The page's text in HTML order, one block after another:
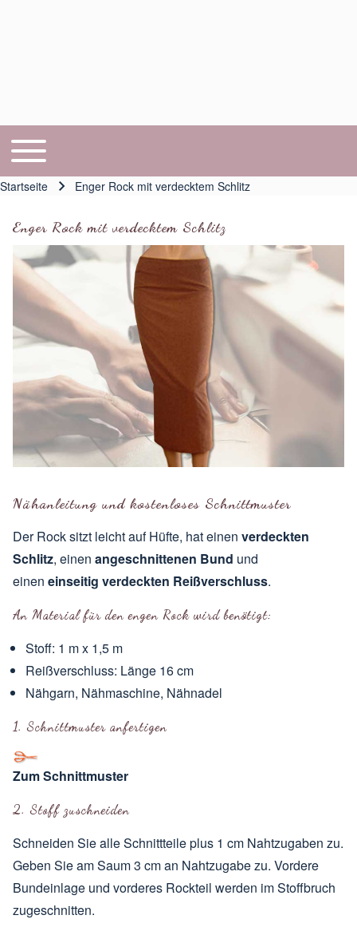
Hauptnavigation
Toggle main menu
Pfadnavigation
Startseite Enger Rock mit verdecktem Schlitz
Enger Rock mit verdecktem Schlitz
Nähanleitung und kostenloses Schnittmuster
Der Rock sitzt leicht auf Hüfte, hat einen verdeckten
Schlitz, einen angeschnittenen Bund und
einen einseitig verdeckten Reißverschluss.
An Material für den engen Rock wird benötigt:
Stoff: 1 m x 1,5 m
Reißverschluss: Länge 16 cm
Nähgarn, Nähmaschine, Nähnadel
1. Schnittmuster anfertigen
Zum Schnittmuster
2. Stoff zuschneiden
Schneiden Sie alle Schnittteile plus 1 cm Nahtzugaben zu.
Geben Sie am Saum 3 cm an Nahtzugabe zu. Vordere
Bundeinlage und vorderes Rockteil werden imStoffbruch
zugeschnitten.